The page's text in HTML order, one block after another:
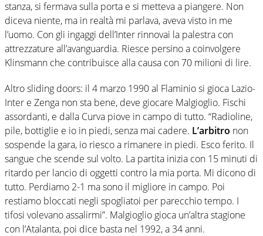
stanza, si fermava sulla porta e si metteva a piangere. Non
diceva niente, ma in realtà mi parlava, aveva visto in me
l’uomo. Con gli ingaggi dell’Inter rinnovai la palestra con
attrezzature all’avanguardia. Riesce persino a coinvolgere
Klinsmann che contribuisce alla causa con 70 milioni di lire.
Altro sliding doors: il 4 marzo 1990 al Flaminio si gioca Lazio-
Inter e Zenga non sta bene, deve giocare Malgioglio. Fischi
assordanti, e dalla Curva piove in campo di tutto. “Radioline,
pile, bottiglie e io in piedi, senza mai cadere. L’arbitro non
sospende la gara, io riesco a rimanere in piedi. Esco ferito. Il
sangue che scende sul volto. La partita inizia con 15 minuti di
ritardo per lancio di oggetti contro la mia porta. Mi dicono di
tutto. Perdiamo 2-1 ma sono il migliore in campo. Poi
restiamo bloccati negli spogliatoi per parecchio tempo. I
tifosi volevano assalirmi”. Malgioglio gioca un’altra stagione
con l’Atalanta, poi dice basta nel 1992, a 34 anni.